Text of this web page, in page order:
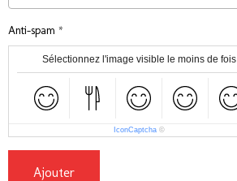
Anti-spam
Sélectionnez l'image visible le moins de fois
IconCaptcha ©
Ajouter